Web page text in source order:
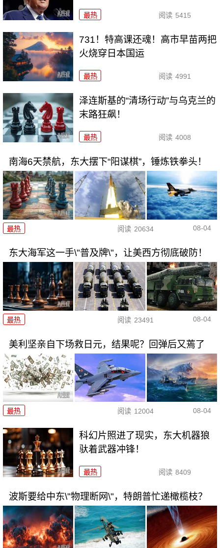
最热 阅读 5415
731！特高课还魂！高市早苗两把
火烧穿日本国运
最热 阅读 4991
泽连斯基的“清场行动”与乌克兰的
末路狂飙！
最热 阅读 4008
南海6天禁航，东大摆下“阳谋棋”，锤炼铁拳头！
最热 阅读 20634 08-04
东大海军这一手\"普及牌\"，让美西方彻底破防！
最热 阅读 23491 08-04
美利坚亲自下场救日元，结果呢？回弹后又蔫了
最热 阅读 12004 08-04
科幻片照进了现实，东大机器狼
驮着武器冲锋！
最热 阅读 8409
波斯要给中东\"物理断网\"，特朗普忙递橄榄枝？